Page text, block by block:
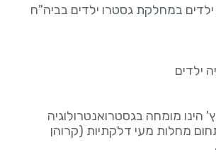
ילדים במחלקת גסטרו ילדים בביה"ח
ילדים
הינו מומחה בגסטרואנטרולוגיה
מחלות מעי דלקתיות (קרוהן